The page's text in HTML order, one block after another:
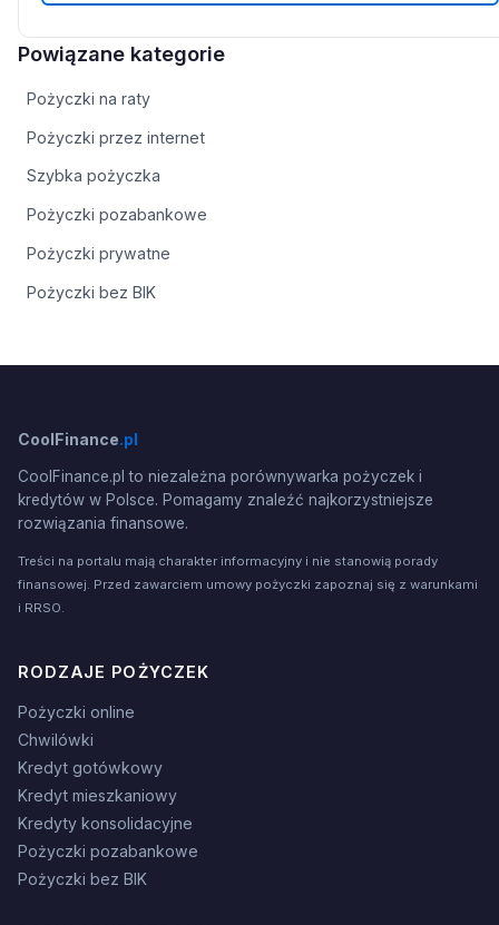
Powiązane kategorie
Pożyczki na raty
Pożyczki przez internet
Szybka pożyczka
Pożyczki pozabankowe
Pożyczki prywatne
Pożyczki bez BIK
CoolFinance.pl
CoolFinance.pl to niezależna porównywarka pożyczek i
kredytów w Polsce. Pomagamy znaleźć najkorzystniejsze
rozwiązania finansowe.
Treści na portalu mają charakter informacyjny i nie stanowią porady
finansowej. Przed zawarciem umowy pożyczki zapoznaj się z warunkami
i RRSO.
RODZAJE POŻYCZEK
Pożyczki online
Chwilówki
Kredyt gotówkowy
Kredyt mieszkaniowy
Kredyty konsolidacyjne
Pożyczki pozabankowe
Pożyczki bez BIK